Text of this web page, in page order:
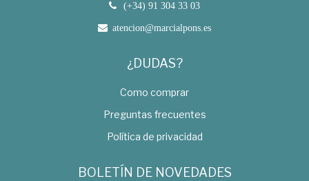
(+34) 91 304 33 03
atencion@marcialpons.es
¿DUDAS?
Como comprar
Preguntas frecuentes
Política de privacidad
BOLETÍN DE NOVEDADES